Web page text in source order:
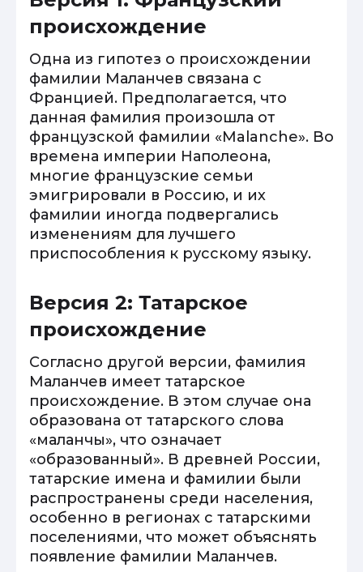
происхождение
Одна из гипотез о происхождении
фамилии Маланчев связана с
Францией. Предполагается, что
данная фамилия произошла от
французской фамилии «Malanche». Во
времена империи Наполеона,
многие французские семьи
эмигрировали в Россию, и их
фамилии иногда подвергались
изменениям для лучшего
приспособления к русскому языку.
Версия 2: Татарское
происхождение
Согласно другой версии, фамилия
Маланчев имеет татарское
происхождение. В этом случае она
образована от татарского слова
«маланчы», что означает
«образованный». В древней России,
татарские имена и фамилии были
распространены среди населения,
особенно в регионах с татарскими
поселениями, что может объяснять
появление фамилии Маланчев.